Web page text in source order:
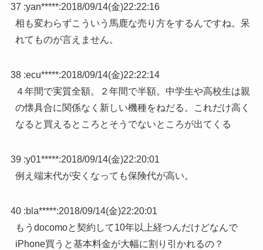
37 :yan*****:2018/09/14(金)22:22:16
相も変わらずこういう馬鹿な売り方をするんですね。呆
れてものが言えません。
38 :ecu*****:2018/09/14(金)22:22:14
４年間で実質全額。２年間で半額。中学生や高校生は親
の懐具合に関係なく新しい機種をねだる。これだけ高く
なると買えるところとそうでないところが出てくる
39 :y01*****:2018/09/14(金)22:20:01
例え端末代が安くなっても保険代が高い。
40 :bla*****:2018/09/14(金)22:20:01
もうdocomoと契約して10年以上経つんだけどなんで
iPhone買うと基本料金が大幅に割り引かれるの？